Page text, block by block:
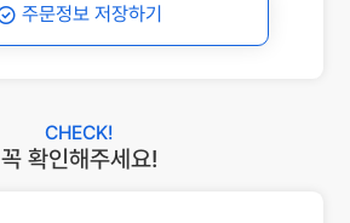
주문정보 저장하기
CHECK!
꼭 확인해주세요!